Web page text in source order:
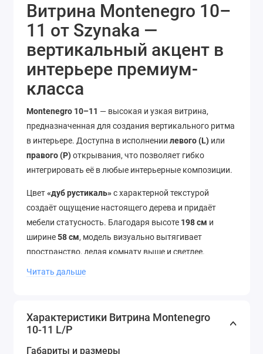
Витрина Montenegro 10–
11 от Szynaka —
вертикальный акцент в
интерьере премиум-
класса
Montenegro 10–11 — высокая и узкая витрина,
предназначенная для создания вертикального ритма
в интерьере. Доступна в исполнении левого (L) или
правого (P)открывания, что позволяет гибко
интегрировать её в любые интерьерные композиции.
Цвет«дуб рустикаль»с характерной текстурой
создаёт ощущение настоящего дерева и придаёт
мебели статусность. Благодаря высоте 198 см и
ширине58 см, модель визуально вытягивает
пространство, делая комнату выше и светлее.
Глубина42 смпозволяет удобно использовать полки
и при этом не перегружать помещение.
Читать дальше
Характеристики Витрина Montenegro
10-11 L/P
Габариты и размеры